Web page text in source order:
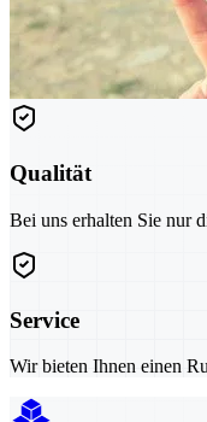
Qualität
Bei uns erhalten Sie nur
Service
Wir bieten Ihnen einen